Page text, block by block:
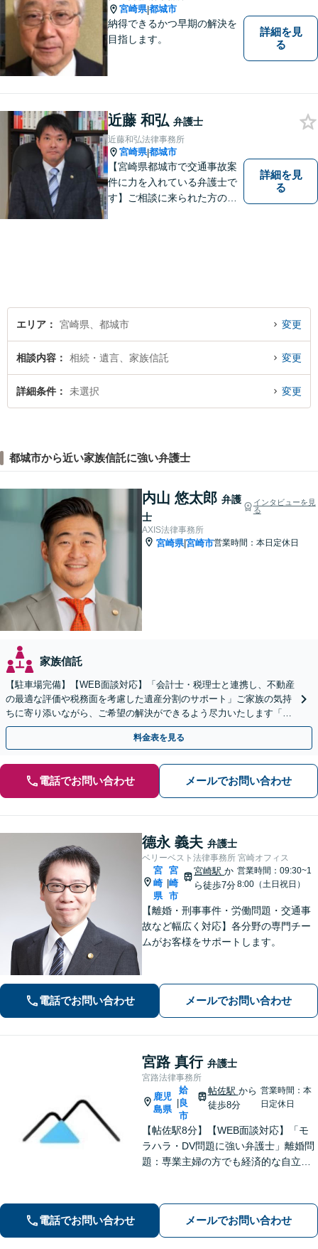
宮崎県|都城市
納得できるかつ早期の解決を
目指します。
詳細を見
る
近藤 和弘 弁護士
近藤和弘法律事務所
宮崎県|都城市
【宮崎県都城市で交通事故案
件に力を入れている弁護士で
す】ご相談に来られた方の話
ださい。
詳細を見
る
エリア 宮崎県、都城市 変更
相談内容 相続・遺言、家族信託 変更
詳細条件 未選択 変更
都城市から近い家族信託に強い弁護士
内山 悠太郎 弁護
士
インタビューを見
る
AXIS法律事務所
宮崎県|宮崎市営業時間：本日定休日
家族信託
【駐車場完備】【WEB面談対応】「会計士・税理士と連携し、不動産
の最適な評価や税務面を考慮した遺産分割のサポート」ご家族の気持
ちに寄り添いながら、ご希望の解決ができるよう尽力いたします「不
動産が絡む相続はお任せ」【休日・夜間相談可】
料金表を見る
電話でお問い合わせ メールでお問い合わせ
德永 義夫 弁護士
ベリーベスト法律事務所 宮崎オフィス
宮
崎
県
|
宮
崎
市
宮崎駅か
ら徒歩7分
営業時間：09:30~1
8:00（土日祝日）
【離婚・刑事事件・労働問題・交通事
故など幅広く対応】各分野の専門チー
ムがお客様をサポートします。
電話でお問い合わせ メールでお問い合わせ
宮路 真行 弁護士
宮路法律事務所
鹿児
島県
姶
良
市
帖佐駅 から
徒歩8分
営業時間：本
日定休日
【帖佐駅8分】【WEB面談対応】「モ
ラハラ・DV問題に強い弁護士」離婚問
題：専業主婦の方でも経済的な自立に
の返済に追われる自転車操業状態の方
もご相談ください」【休日・夜間相談
可】
電話でお問い合わせ メールでお問い合わせ